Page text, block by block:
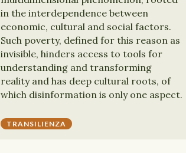
in the interdependence between
economic, cultural and social factors.
Such poverty, defined for this reason as
invisible, hinders access to tools for
understanding and transforming
reality and has deep cultural roots, of
which disinformation is only one aspect.
TRANSILIENZA